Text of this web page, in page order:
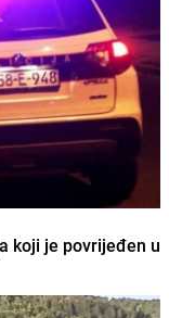
koji je povrijeđen u